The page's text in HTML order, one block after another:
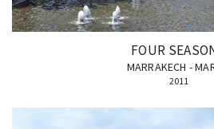
FOUR
MARRAKECH -
2011